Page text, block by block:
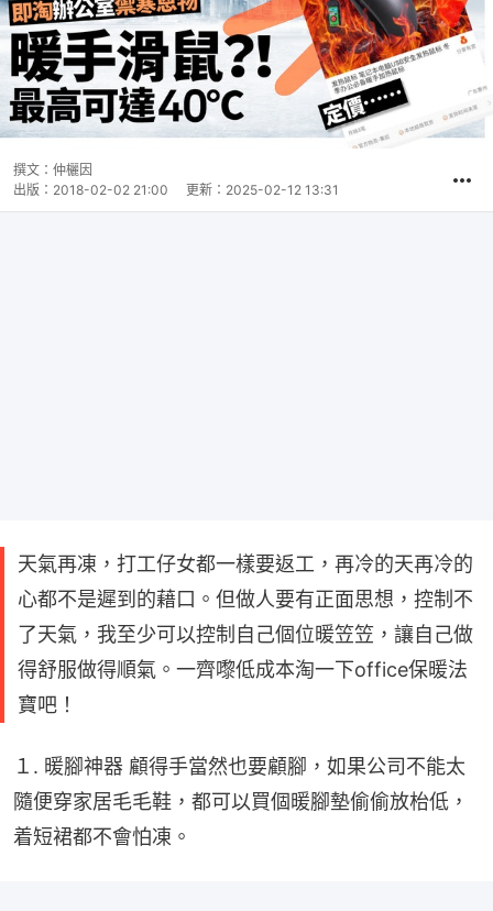
撰文： 仲欐因
出版： 2018-02-02 21:00 更新： 2025-02-12 13:31
天氣再凍，打工仔女都一樣要返工，再冷的天再冷的
心都不是遲到的藉口。但做人要有正面思想，控制不
了天氣，我至少可以控制自己個位暖笠笠，讓自己做
得舒服做得順氣。一齊嚟低成本淘一下office保暖法
寶吧！
１. 暖腳神器 顧得手當然也要顧腳，如果公司不能太
隨便穿家居毛毛鞋，都可以買個暖腳墊偷偷放枱低，
着短裙都不會怕凍。